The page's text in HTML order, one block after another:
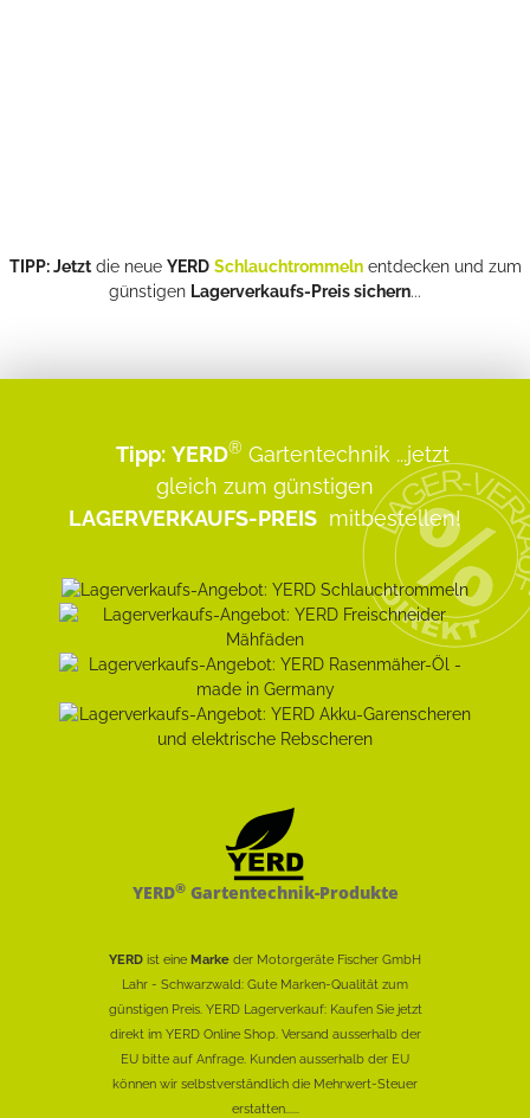
TIPP: Jetztdie neue YERD Schlauchtrommelnentdecken und zum
günstigen Lagerverkaufs-Preis sichern...
Tipp: YERD® Gartentechnik ...jetzt
gleich zum günstigen
LAGERVERKAUFS-PREIS mitbestellen!
YERD®Gartentechnik-Produkte
YERD ist eine Marke der Motorgeräte Fischer GmbH
Lahr - Schwarzwald: Gute Marken-Qualität zum
günstigen Preis. YERD Lagerverkauf: Kaufen Sie jetzt
direkt im YERD Online Shop. Versand ausserhalb der
EU bitte auf Anfrage. Kunden ausserhalb der EU
können wir selbstverständlich die Mehrwert-Steuer
erstatten......